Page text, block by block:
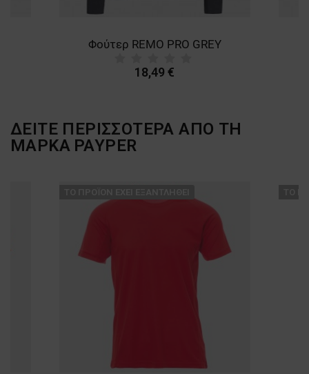
Φούτερ REMO PRO GREY
18,49 €
ΔΕΙΤΕ ΠΕΡΙΣΣΟΤΕΡΑ ΑΠΟ ΤΗ
ΜΑΡΚΑ PAYPER